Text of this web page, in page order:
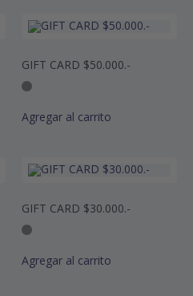
GIFT CARD $50.000.-
Agregar al carrito
GIFT CARD $30.000.-
Agregar al carrito